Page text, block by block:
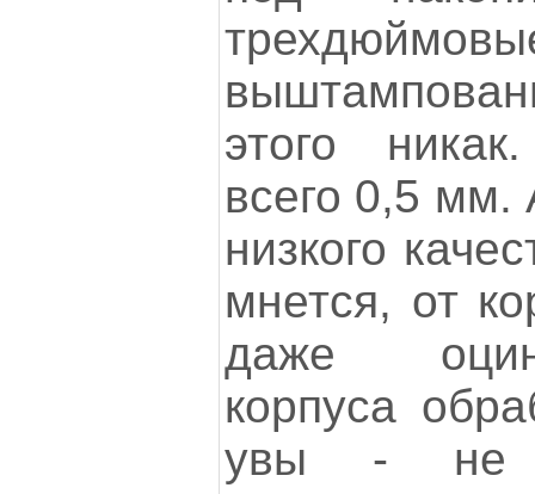
этого
всего 0,5 мм.
низкого
мнется, от
даже
корпуса
увы - не